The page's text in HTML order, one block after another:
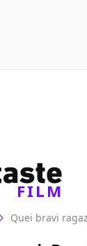
FILM